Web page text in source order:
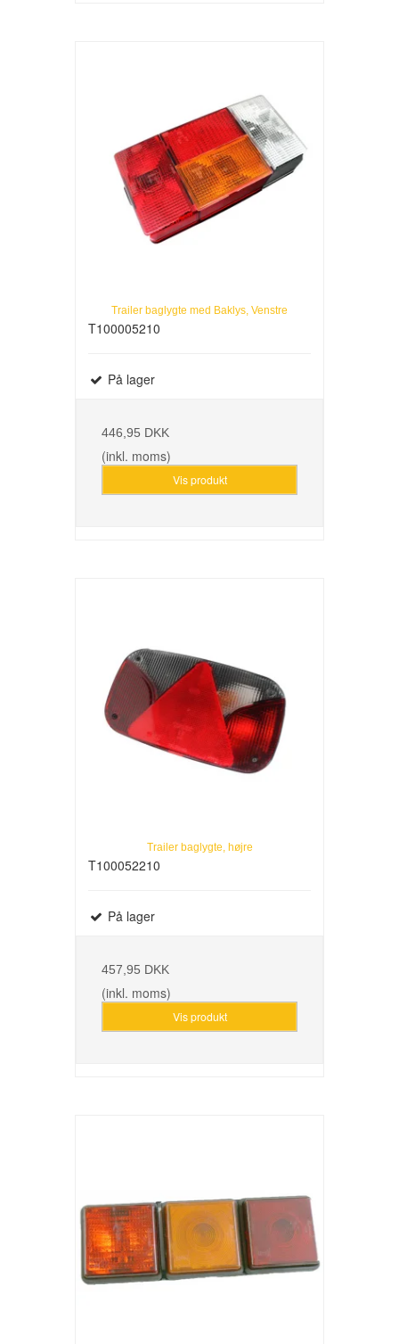
Trailer baglygte med Baklys, Venstre
T100005210
På lager
446,95 DKK
(inkl. moms)
Vis produkt
Trailer baglygte, højre
T100052210
På lager
457,95 DKK
(inkl. moms)
Vis produkt